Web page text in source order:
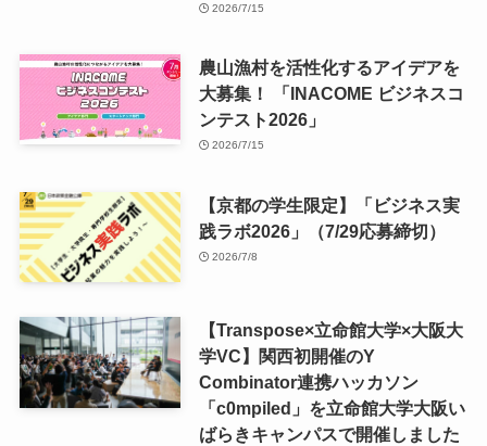
2026/7/15
農山漁村を活性化するアイデアを
大募集！ 「INACOME ビジネスコ
ンテスト2026」
2026/7/15
【京都の学生限定】「ビジネス実
践ラボ2026」（7/29応募締切）
2026/7/8
【Transpose×立命館大学×大阪大
学VC】関西初開催のY
Combinator連携ハッカソン
「c0mpiled」を立命館大学大阪い
ばらきキャンパスで開催しました